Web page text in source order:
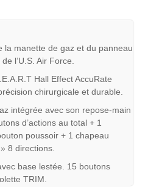
la manette de gaz et du panneau
l’U.S. Air Force.
Hall Effect AccuRate
chirurgicale et durable.
intégrée avec son repose-main
d’actions au total + 1
poussoir + 1 chapeau
8 directions.
base lestée. 15 boutons
TRIM.